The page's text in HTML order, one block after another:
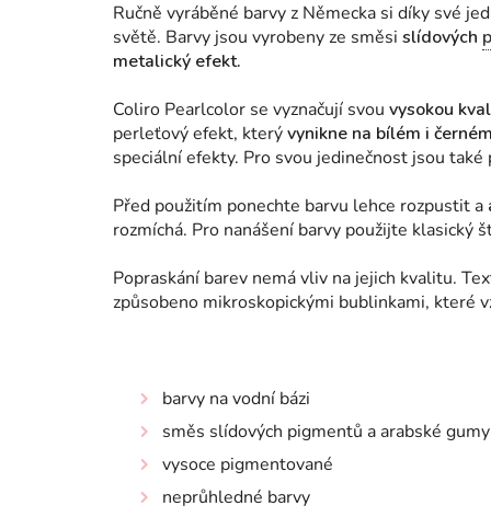
Ručně vyráběné barvy z Německa si díky své
světě. Barvy jsou vyrobeny ze směsi slídových
metalický efekt.
Coliro Pearlcolor se vyznačují svou vysokou
perleťový efekt, kterývynikne na bílém i černém
speciální efekty. Pro svou jedinečnost jsou
Před použitím ponechte barvu lehce rozpustit a
rozmíchá. Pro nanášení barvy použijte klasický
Popraskání barev nemá vliv na jejich kvalitu.
způsobeno mikroskopickými bublinkami, které
barvy na vodní bázi
směs slídových pigmentů a arabské gumy
vysoce pigmentované
neprůhledné barvy